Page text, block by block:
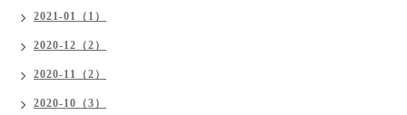
2021-01（1）
2020-12（2）
2020-11（2）
2020-10（3）